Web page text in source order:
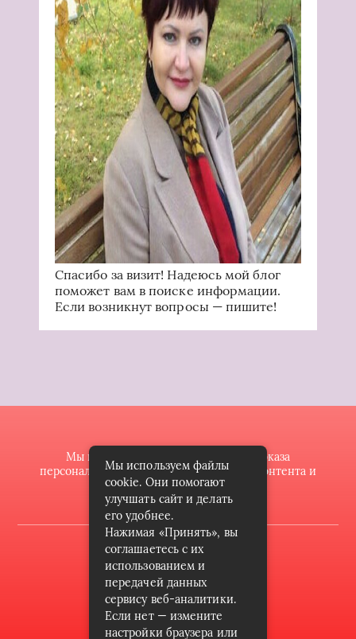
Спасибо за визит! Надеюсь мой блог
поможет вам в поиске информации.
Если возникнут вопросы — пишите!
Мы используем файлы cookie для показа
персонализированной рекламы и/или контента и
анализа нашего трафика.
2022 © butik-doll.ru
Карта сайта
Контакты
Пользовательское соглашение
Мы используем файлы
cookie. Они помогают
улучшать сайт и делать
его удобнее.
Нажимая «Принять», вы
соглашаетесь с их
использованием и
передачей данных
сервису веб-аналитики.
Если нет — измените
настройки браузера или